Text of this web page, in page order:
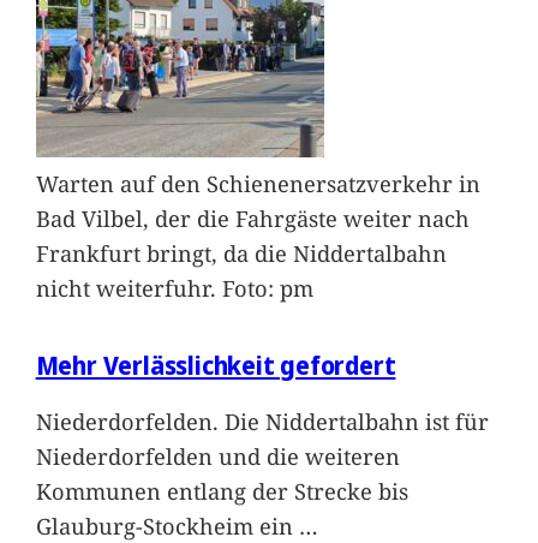
Warten auf den Schienenersatzverkehr in
Bad Vilbel, der die Fahrgäste weiter nach
Frankfurt bringt, da die Niddertalbahn
nicht weiterfuhr. Foto: pm
Mehr Verlässlichkeit gefordert
Niederdorfelden. Die Niddertalbahn ist für
Niederdorfelden und die weiteren
Kommunen entlang der Strecke bis
Glauburg-Stockheim ein …